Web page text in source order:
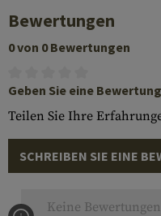
Bewertungen
0 von 0 Bewertungen
Geben Sie eine
Teilen Sie Ihre
SCHREIBEN SIE EINE
Keine